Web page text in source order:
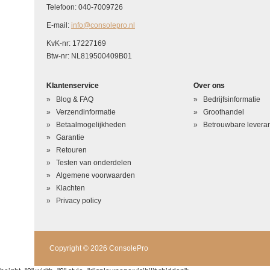
Hoe waardeert u dit product?
Uw beoordeling in één zin
*
Beoordeling
Telefoon: 040-7009726
E-mail: info@consolepro.nl
KvK-nr: 17227169
Btw-nr: NL819500409B01
Klantenservice
Blog & FAQ
Verzendinformatie
Betaalmogelijkheden
Garantie
Retouren
Testen van onderdelen
Algemene voorwaarden
Klachten
Privacy policy
Over ons
Bedrijfsinformatie
Groothandel
Betrouwbare
Copyright © 2026 ConsolePro